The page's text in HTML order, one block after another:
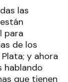
las
para
de los
y ahora
hablando
que tienen